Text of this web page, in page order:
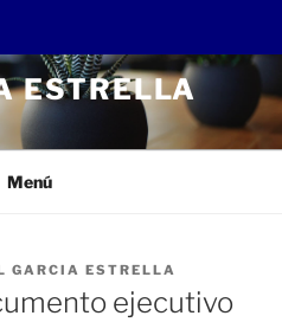
ESTRELLA
Menú
GARCIA ESTRELLA
ejecutivo